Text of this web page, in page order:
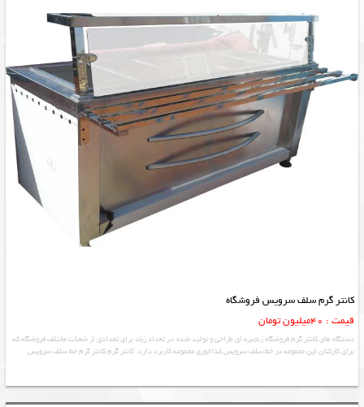
کانتر گرم سلف سرویس فروشگاه
قیمت : 40میلیون تومان
دستگاه های کانتر گرم فروشگاه زنجیره ای طراحی و تولید شده در تعداد زیاد برای تعدادی از شعبات مختلف فروشگاه که
برای کارکنان این مجموعه در خط سلف سرویس غذاخوری مجموعه کاربرد دارد. کانتر گرم کانتر گرم خط سلف سرویس